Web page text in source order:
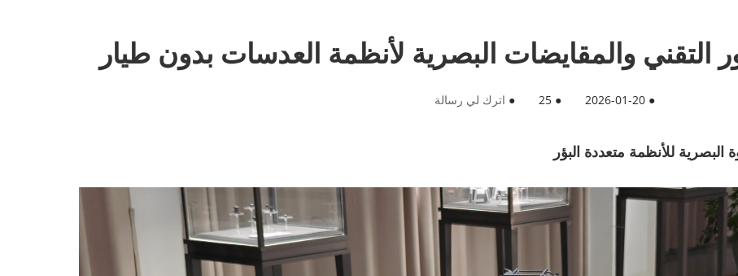
التقني والمقايضات البصرية لأنظمة العدسات بدون طيار
●
2026-01-20
●
25
● اترك لي رسالة
للأنظمة متعددة البؤر